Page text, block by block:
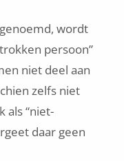
wordt
persoon”
niet deel aan
zelfs niet
als “niet-
daar geen